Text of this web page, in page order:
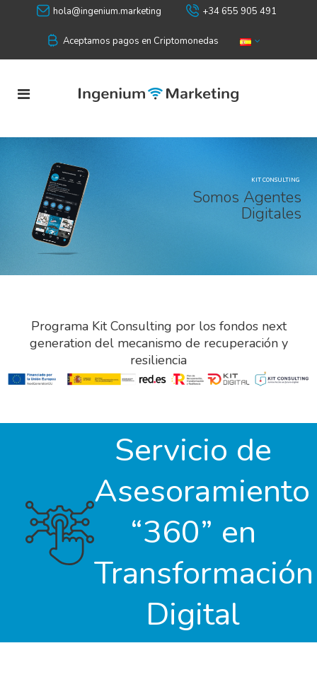
hola@ingenium.marketing +34 655 905 491
Aceptamos pagos en Criptomonedas
KIT CONSULTING
Somos Agentes
Digitales
Programa Kit Consulting por los fondos next
generation del mecanismo de recuperación y
resiliencia
Servicio de
Asesoramiento
“360” en
Transformación
Digital